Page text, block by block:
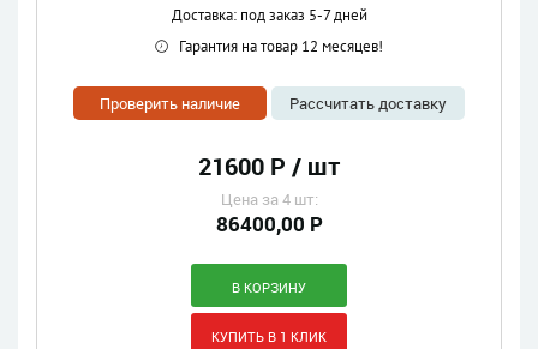
Доставка: под заказ 5-7 дней
Гарантия на товар 12 месяцев!
Проверить наличие Рассчитать доставку
21600 Р / шт
Цена за 4 шт:
86400,00 Р